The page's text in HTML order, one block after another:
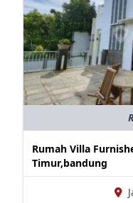
Rumah Villa
Timur,bandung